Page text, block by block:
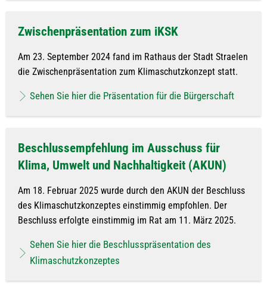
Zwischenpräsentation zum iKSK
Am 23. September 2024 fand im Rathaus der Stadt Straelen
die Zwischenpräsentation zum Klimaschutzkonzept statt.
Sehen Sie hier die Präsentation für die Bürgerschaft
Beschlussempfehlung im Ausschuss für
Klima, Umwelt und Nachhaltigkeit (AKUN)
Am 18. Februar 2025 wurde durch den AKUN der Beschluss
des Klimaschutzkonzeptes einstimmig empfohlen. Der
Beschluss erfolgte einstimmig im Rat am 11. März 2025.
Sehen Sie hier die Beschlusspräsentation des
Klimaschutzkonzeptes